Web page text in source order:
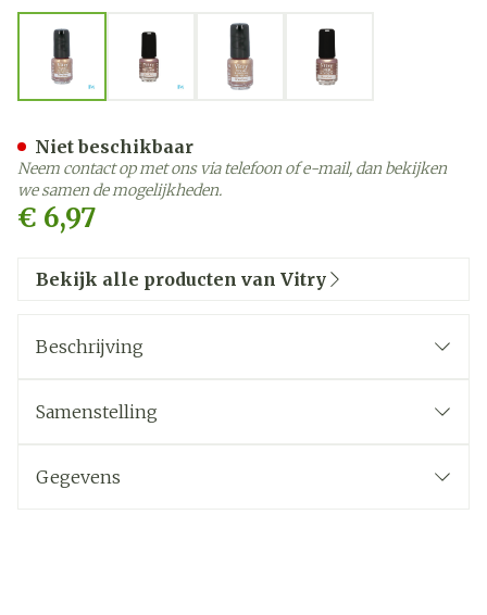
View larger imageView larger imageView larger imageView larger image
€ 6,97
Niet beschikbaar
Neem contact op met ons via telefoon of e-mail, dan bekijken
we samen de mogelijkheden.
Bekijk alle producten van Vitry
Beschrijving
Samenstelling
Gegevens